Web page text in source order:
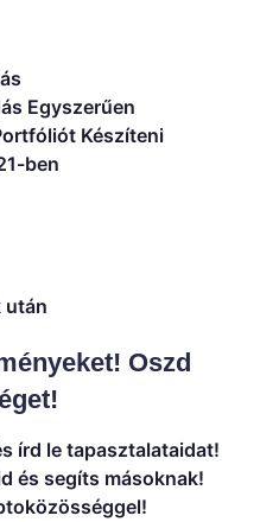
Egyszerűen
Készíteni
ben
után
Oszd
írd le tapasztalataidat!
és segíts másoknak!